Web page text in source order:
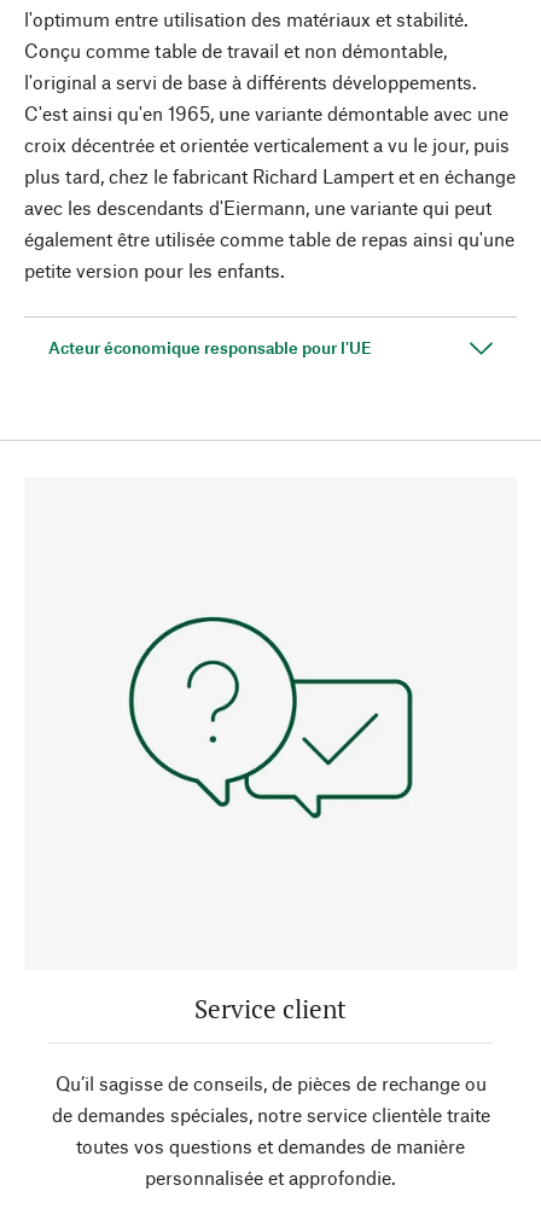
l'optimum entre utilisation des matériaux et stabilité.
Conçu comme table de travail et non démontable,
l'original a servi de base à différents développements.
C'est ainsi qu'en 1965, une variante démontable avec une
croix décentrée et orientée verticalement a vu le jour, puis
plus tard, chez le fabricant Richard Lampert et en échange
avec les descendants d'Eiermann, une variante qui peut
également être utilisée comme table de repas ainsi qu'une
petite version pour les enfants.
Acteur économique responsable pour l'UE
Service client
Qu’il sagisse de conseils, de pièces de rechange ou
de demandes spéciales, notre service clientèle traite
toutes vos questions et demandes de manière
personnalisée et approfondie.